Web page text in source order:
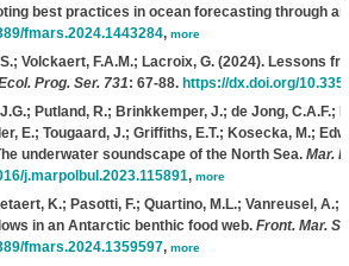
best practices in ocean forecasting through
fmars.2024.1443284, more
Volckaert, F.A.M.; Lacroix, G.(2024). Lessons
Prog. Ser. 731: 67-88. https://dx.doi.org/
Putland, R.; Brinkkemper, J.; de Jong,
E.; Tougaard, J.; Griffiths, E.T.; Kosecka, M.;
underwater soundscape of the North Sea. Mar.
j.marpolbul.2023.115891, more
K.; Pasotti, F.; Quartino, M.L.; Vanreusel, A.;
in an Antarctic benthic food web. Front. Mar.
fmars.2024.1359597, more